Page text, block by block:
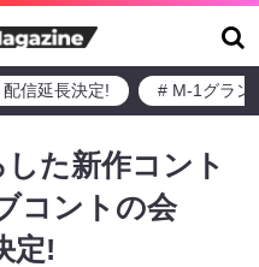
配信延長決定! # M-1グラン
た新作コント
コントの会
定!